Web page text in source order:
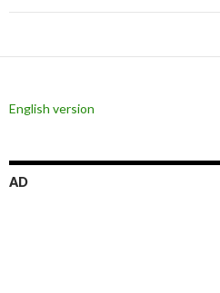
ゲ
ー
ョ
English version
AD